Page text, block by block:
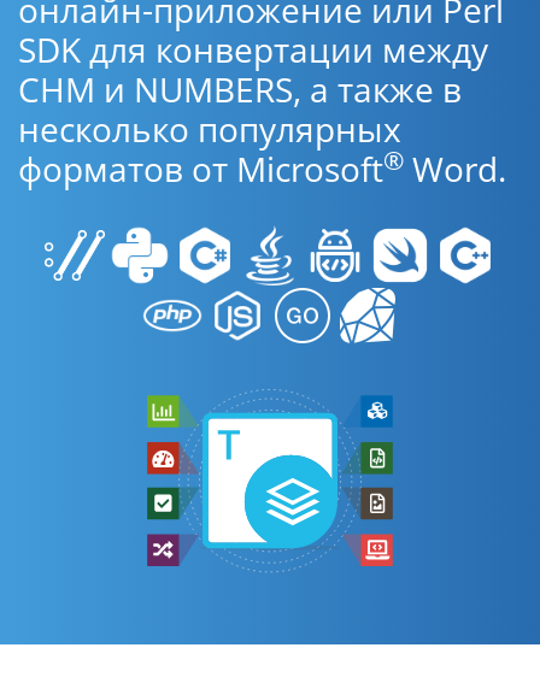
онлайн-приложение или Perl
SDK для конвертации между
CHM и NUMBERS, а также в
несколько популярных
форматов от Microsoft® Word.